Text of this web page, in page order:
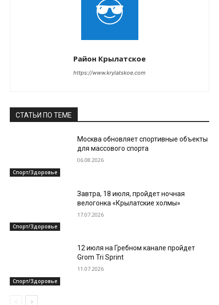
Район Крылатское
https://www.krylatskoe.com
СТАТЬИ ПО ТЕМЕ
Спорт/Здоровье
Москва обновляет спортивные объекты
для массового спорта
06.08.2026
Спорт/Здоровье
Завтра, 18 июля, пройдет ночная
велогонка «Крылатские холмы»
17.07.2026
Спорт/Здоровье
12 июля на Гребном канале пройдет
Grom Tri Sprint
11.07.2026